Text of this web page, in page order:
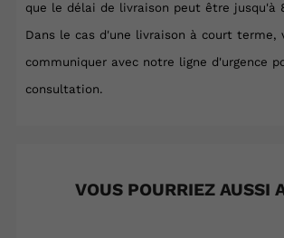
que le délai de livraison peut être jusqu'à
Dans le cas d'une livraison à court terme,
communiquer avec notre ligne d'urgence
consultation.
VOUS POURRIEZ AUSSI